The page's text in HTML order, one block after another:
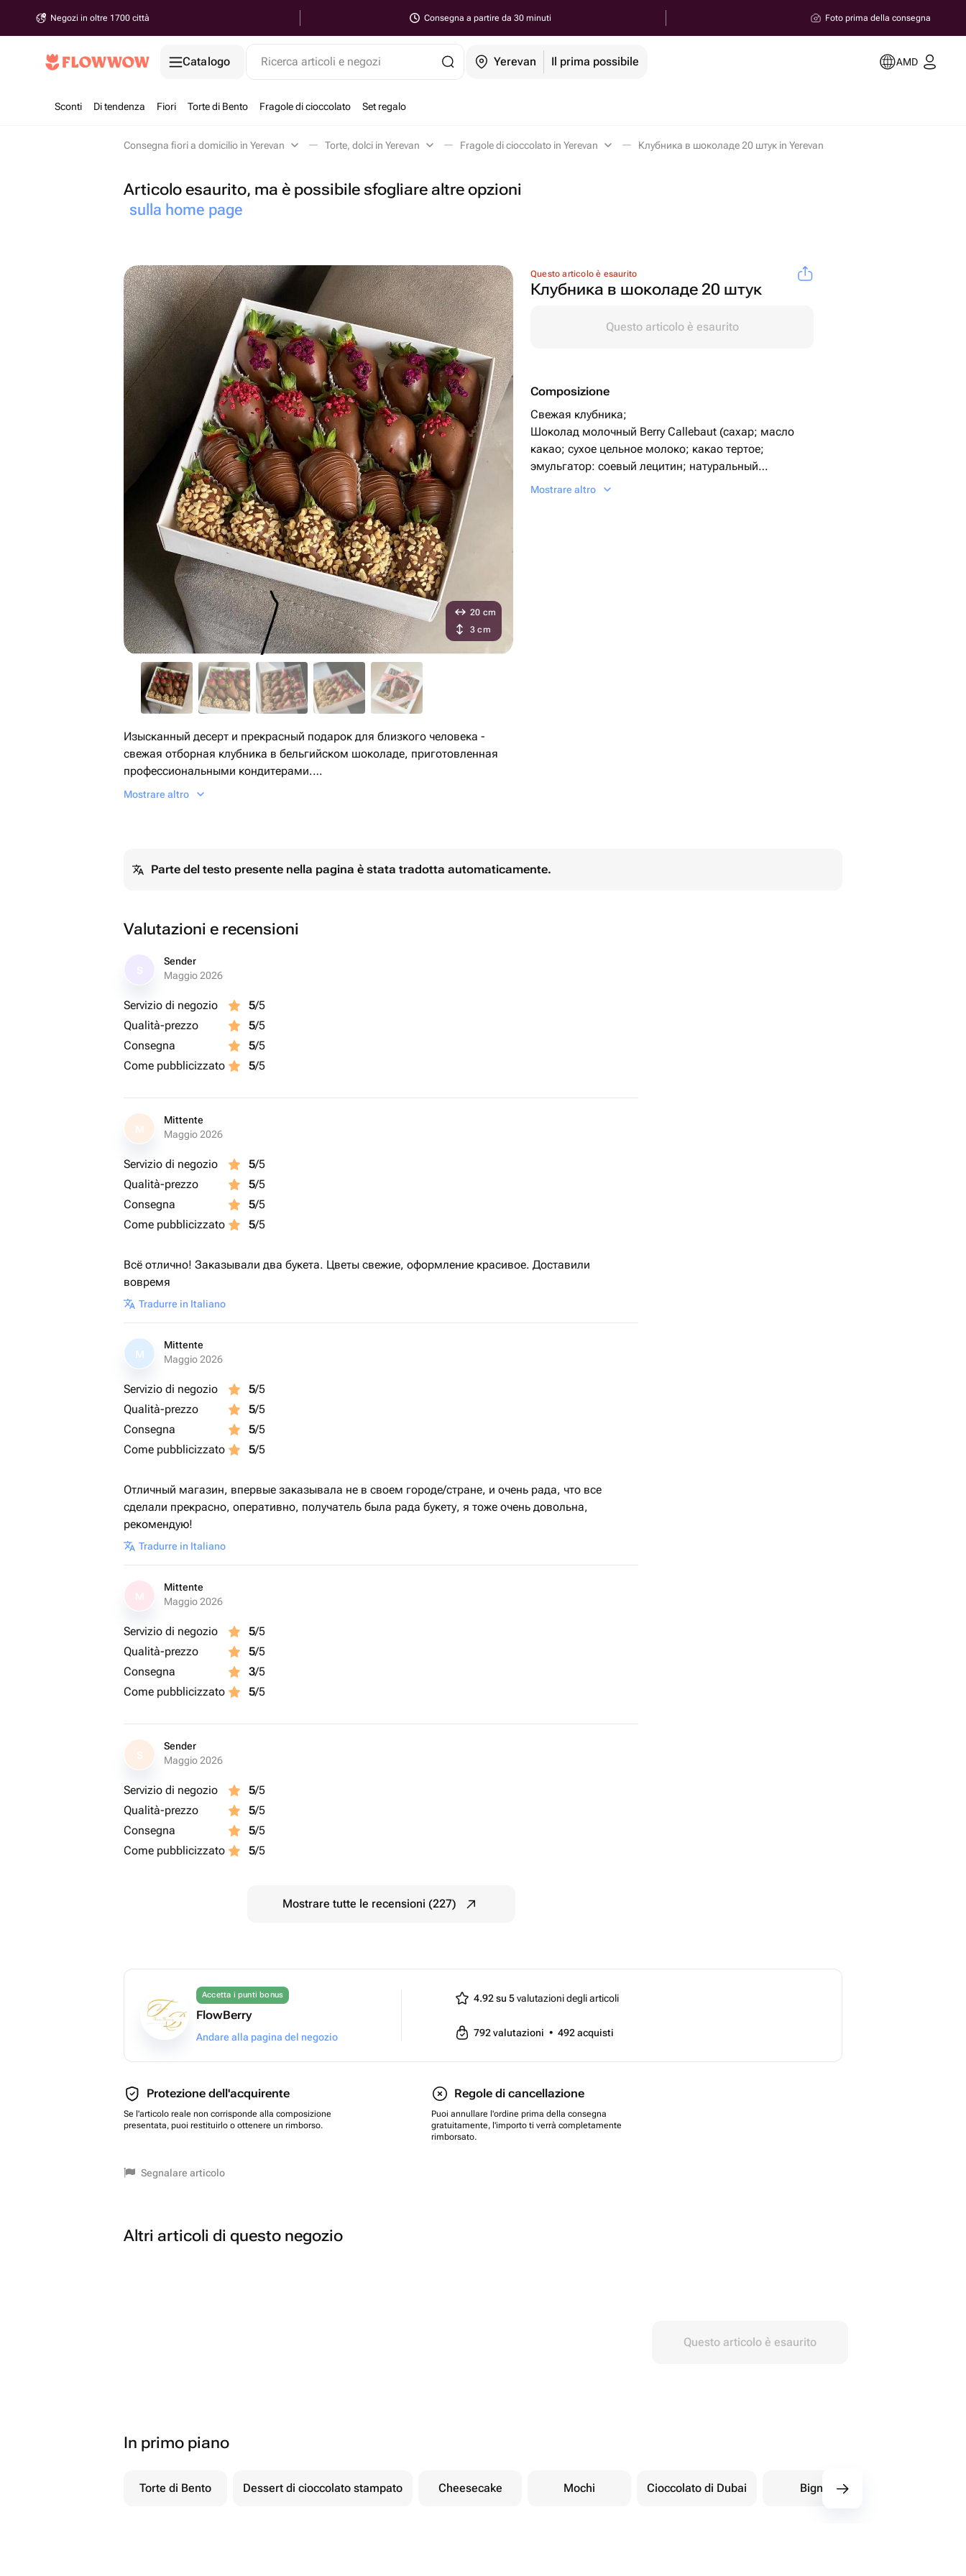
Negozi in oltre 1700 città Consegna a partire da 30 minuti Foto prima della consegna
Catalogo Ricerca articoli e negozi Yerevan Il prima possibile AMD
Sconti Di tendenza Fiori Torte di Bento Fragole di cioccolato Set regalo
Consegna fiori a domicilio in Yerevan Torte, dolci in Yerevan Fragole di cioccolato in Yerevan Клубника в шоколаде 20 штук in Yerevan
Articolo esaurito, ma è possibile sfogliare altre opzioni
sulla home page
Questo articolo è esaurito
Клубника в шоколаде 20 штук
Questo articolo è esaurito
Composizione
Свежая клубника;
Шоколад молочный Berry Callebaut (сахар; масло
какао; сухое цельное молоко; какао тертое;
эмульгатор: соевый лецитин; натуральный
ароматизатор: ваниль).
Mostrare altro
20 cm
3 cm
Изысканный десерт и прекрасный подарок для близкого человека -
свежая отборная клубника в бельгийском шоколаде, приготовленная
профессиональными кондитерами.
Рекомендуем употребить продукцию, содержащую свежие ягоды, в
Mostrare altro
Parte del testo presente nella pagina è stata tradotta automaticamente.
Valutazioni e recensioni
Sender
Maggio 2026
Servizio di negozio 5/5
Qualità-prezzo
5/5
Consegna
5/5
Come pubblicizzato
5/5
M
Mittente
Maggio 2026
Servizio di negozio 5/5
Qualità-prezzo
5/5
Consegna
5/5
Come pubblicizzato
5/5
Всё отлично! Заказывали два букета. Цветы свежие, оформление красивое. Доставили
вовремя
Tradurre in Italiano
M
Mittente
Maggio 2026
Servizio di negozio 5/5
Qualità-prezzo
5/5
Consegna
5/5
Come pubblicizzato
5/5
Отличный магазин, впервые заказывала не в своем городе/стране, и очень рада, что все
сделали прекрасно, оперативно, получатель была рада букету, я тоже очень довольна,
рекомендую!
Tradurre in Italiano
Mittente
Maggio 2026
Servizio di negozio 5/5
Qualità-prezzo
5/5
Consegna
3/5
Come pubblicizzato
5/5
S
Sender
Maggio 2026
Servizio di negozio 5/5
Qualità-prezzo
5/5
Consegna
5/5
Come pubblicizzato
5/5
Mostrare tutte le recensioni (227)
Accetta i punti bonus
FlowBerry
Andare alla pagina del negozio
4.92 su 5valutazioni degli articoli
792valutazioni • 492acquisti
Protezione dell'acquirente
Se l'articolo reale non corrisponde alla composizione
presentata, puoi restituirlo o ottenere un rimborso.
Regole di cancellazione
Puoi annullare l'ordine prima della consegna
gratuitamente, l'importo ti verrà completamente
rimborsato.
Segnalare articolo
Altri articoli di questo negozio
Questo articolo è esaurito
In primo piano
Torte di Bento Dessert di cioccolato stampato Cheesecake Mochi Cioccolato di Dubai Bignè